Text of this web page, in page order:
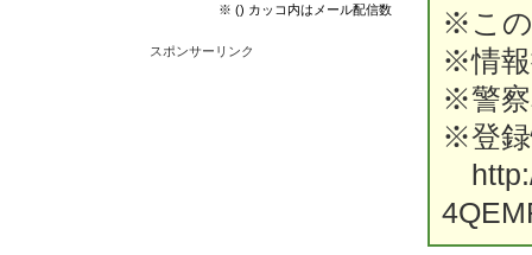
※こ
※情報
※警察
※登録
※ () カッコ内はメール配信数
スポンサーリンク